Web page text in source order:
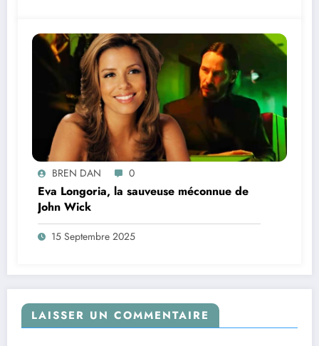
BREN DAN 0
Eva Longoria, la sauveuse méconnue de
John Wick
15 Septembre 2025
LAISSER UN COMMENTAIRE